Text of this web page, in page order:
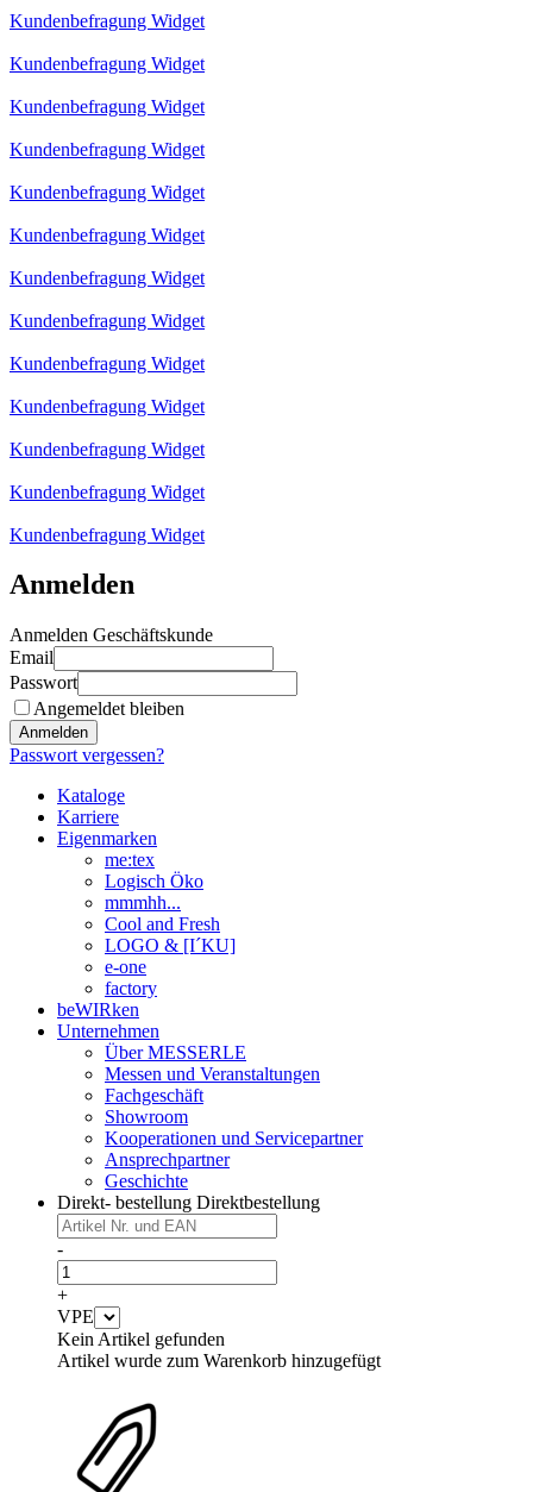
Kundenbefragung Widget
Kundenbefragung Widget
Kundenbefragung Widget
Kundenbefragung Widget
Kundenbefragung Widget
Kundenbefragung Widget
Kundenbefragung Widget
Kundenbefragung Widget
Kundenbefragung Widget
Kundenbefragung Widget
Kundenbefragung Widget
Kundenbefragung Widget
Kundenbefragung Widget
Anmelden
Anmelden Geschäftskunde
Email
Passwort
Angemeldet bleiben
Anmelden
Passwort vergessen?
Kataloge
Karriere
Eigenmarken
me:tex
Logisch Öko
mmmhh...
Cool and Fresh
LOGO & [I´KU]
e-one
factory
beWIRken
Unternehmen
Über MESSERLE
Messen und Veranstaltungen
Fachgeschäft
Showroom
Kooperationen und Servicepartner
Ansprechpartner
Geschichte
Direkt- bestellung Direktbestellung
-
+
VPE
Kein Artikel gefunden
Artikel wurde zum Warenkorb hinzugefügt